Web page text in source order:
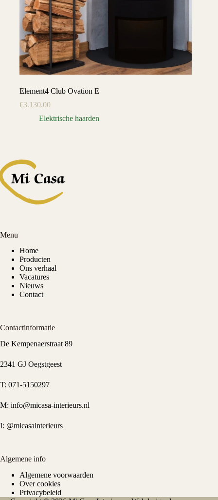
Element4 Club Ovation E
€3.130,00
Elektrische haarden
Menu
Home
Producten
Ons verhaal
Vacatures
Nieuws
Contact
Contactinformatie
De Kempenaerstraat 89
2341 GJ Oegstgeest
T: 071-5150297
M: info@micasa-interieurs.nl
I: @micasainterieurs
Algemene info
Algemene voorwaarden
Over cookies
Privacybeleid